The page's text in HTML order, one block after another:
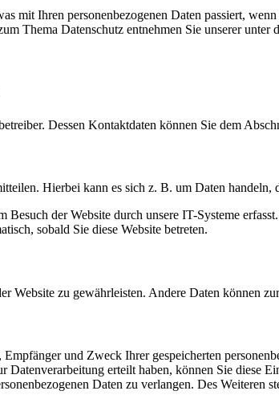
mit Ihren personenbezogenen Daten passiert,
Thema Datenschutz entnehmen Sie unserer unter
Dessen Kontaktdaten können Sie dem
Hierbei kann es sich z. B. um Daten
der Website durch unsere IT-Systeme
sobald Sie diese Website betreten.
Website zu gewährleisten. Andere Daten können
und Zweck Ihrer gespeicherten
erteilt haben, können Sie diese
Daten zu verlangen. Des Weiteren